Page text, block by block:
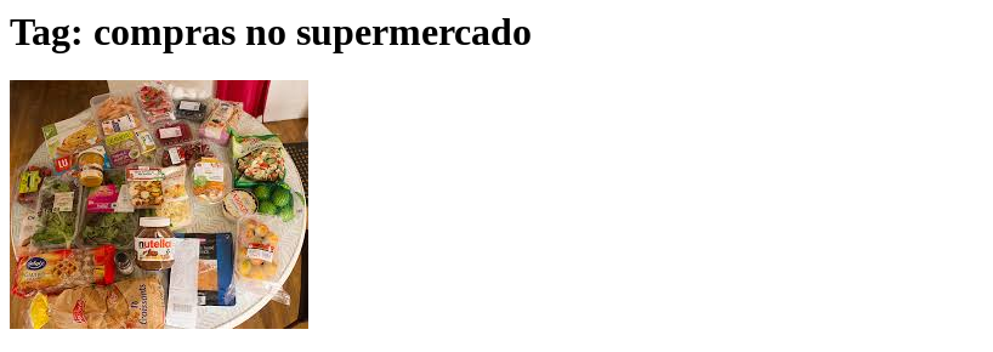
Tag: compras no supermercado